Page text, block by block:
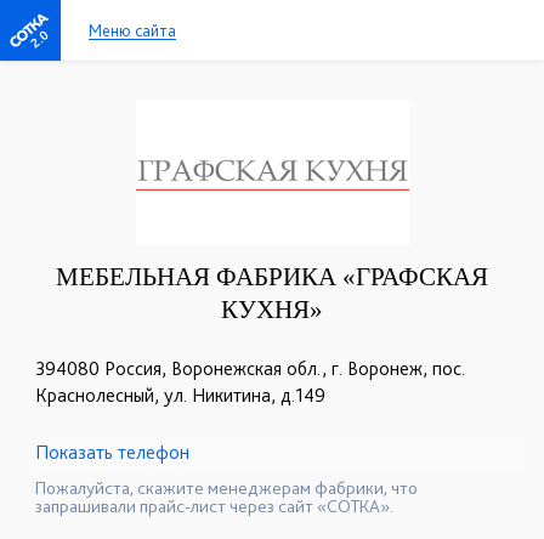
2.0 Меню сайта
МЕБЕЛЬНАЯ ФАБРИКА «ГРАФСКАЯ
КУХНЯ»
394080 Россия, Воронежская обл., г. Воронеж, пос.
Краснолесный, ул. Никитина, д.149
☎+7 (903) 851-42-43
Показать телефон
Пожалуйста, скажите менеджерам фабрики, что
запрашивали прайс-лист через сайт «СОТКА».